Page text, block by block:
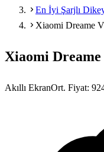
En İyi Şarjlı
Xiaomi Dreame
Xiaomi Dreame
Akıllı EkranOrt. Fiyat: